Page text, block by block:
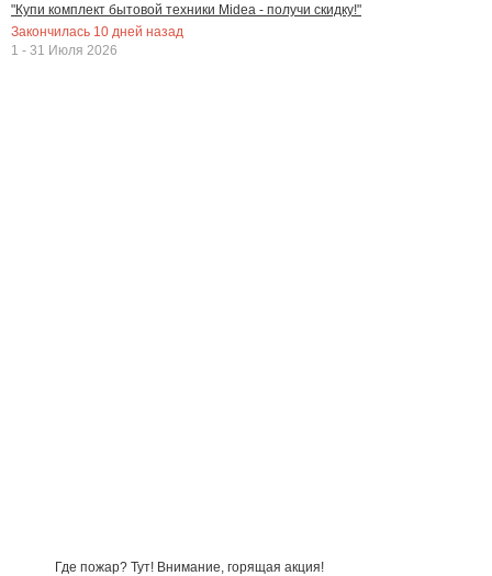
"Купи комплект бытовой техники Midea - получи скидку!"
Закончилась 10 дней назад
1 - 31 Июля 2026
Где пожар? Тут! Внимание, горящая акция!